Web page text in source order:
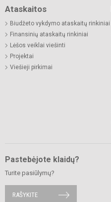
Ataskaitos
Biudžeto vykdymo ataskaitų rinkiniai
Finansinių ataskaitų rinkiniai
Lėšos veiklai viešinti
Projektai
Viešieji pirkimai
Pastebėjote klaidų?
Turite pasiūlymų?
RAŠYKITE